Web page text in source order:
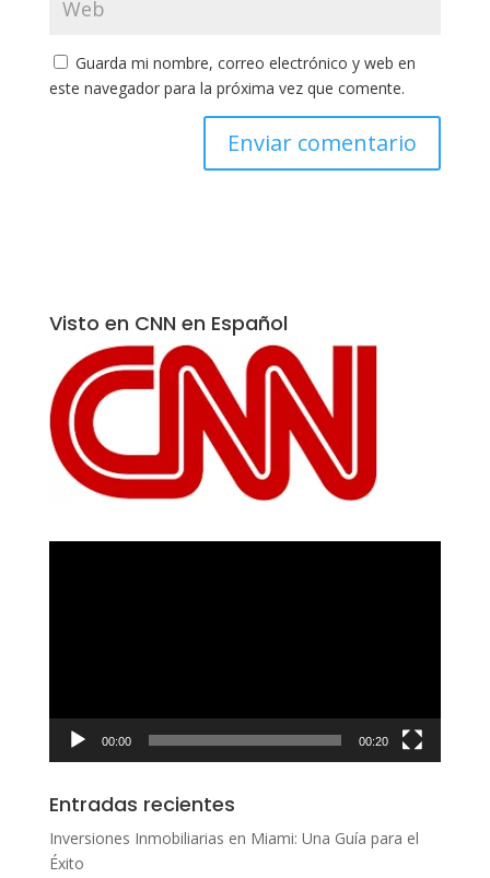
Guarda mi nombre, correo electrónico y web en
este navegador para la próxima vez que comente.
Visto en CNN en Español
00:00 00:20
Entradas recientes
Inversiones Inmobiliarias en Miami: Una Guía para el
Éxito